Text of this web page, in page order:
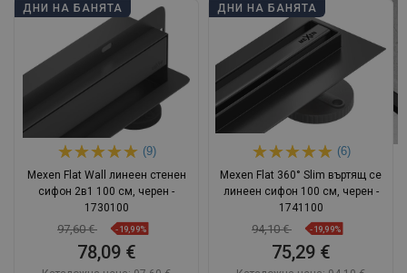
ДНИ НА БАНЯТА
(9)
Mexen Flat Wall линеен стенен
сифон 2в1 100 см, черен -
1730100
97,60 € -19,99%
78,09 €
ДНИ НА БАНЯТА
(6)
Mexen Flat 360° Slim въртящ се
линеен сифон 100 см, черен -
1741100
94,10 € -19,99%
75,29 €